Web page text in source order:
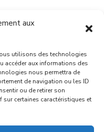
aux
utilisons des technologies
accéder aux informations des
nous permettra de
de navigation ou les ID
ou de retirer son
sur certaines caractéristiques et